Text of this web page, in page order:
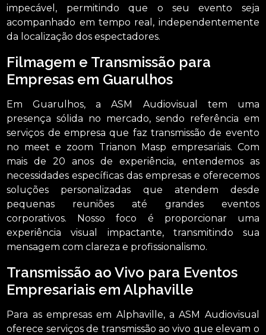
impecável, permitindo que o seu evento seja
acompanhado em tempo real, independentemente
da localização dos espectadores.
Filmagem e Transmissão para
Empresas em Guarulhos
Em Guarulhos, a ASM Audiovisual tem uma
presença sólida no mercado, sendo referência em
serviços de empresa que faz transmissão de evento
no meet e zoom Trianon Masp empresariais. Com
mais de 20 anos de experiência, entendemos as
necessidades específicas das empresas e oferecemos
soluções personalizadas que atendem desde
pequenas reuniões até grandes eventos
corporativos. Nosso foco é proporcionar uma
experiência visual impactante, transmitindo sua
mensagem com clareza e profissionalismo.
Transmissão ao Vivo para Eventos
Empresariais em Alphaville
Para as empresas em Alphaville, a ASM Audiovisual
oferece serviços de transmissão ao vivo que elevam o